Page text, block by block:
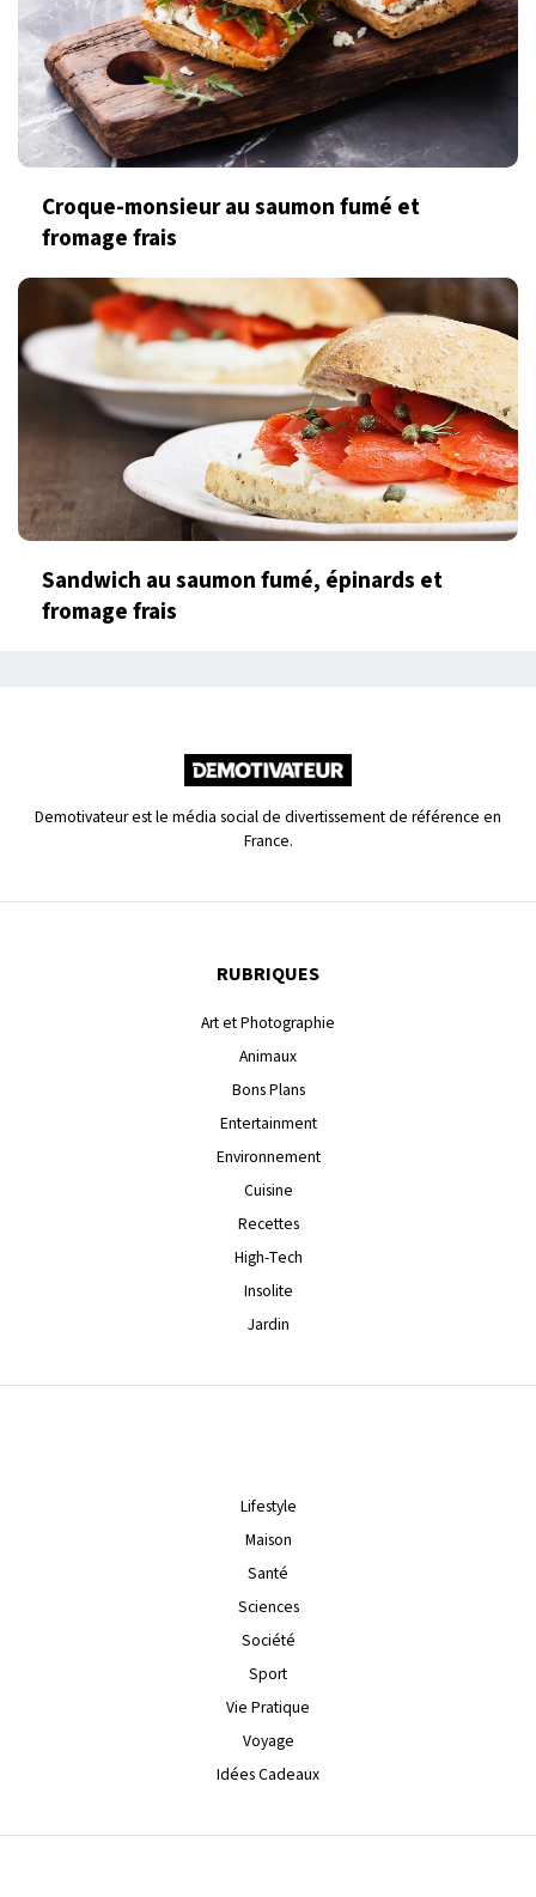
Croque-monsieur au saumon fumé et
fromage frais
Sandwich au saumon fumé, épinards et
fromage frais
Demotivateur est le média social de divertissement de référence en
France.
RUBRIQUES
Art et Photographie
Animaux
Bons Plans
Entertainment
Environnement
Cuisine
Recettes
High-Tech
Insolite
Jardin
Lifestyle
Maison
Santé
Sciences
Société
Sport
Vie Pratique
Voyage
Idées Cadeaux